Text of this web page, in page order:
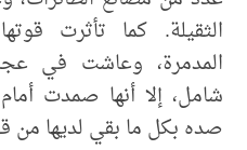
الثقيلة. كما تأثرت
المدمرة، وعاشت في
شامل، إلا أنها صمدت
صده بكل ما بقي لديها من